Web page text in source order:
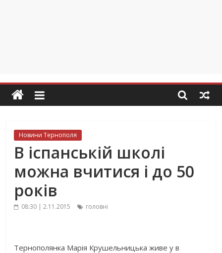
Новини Тернополя
В іспанській школі
можна вчитися і до 50
років
08:30 | 2.11.2015 головні
Тернополянка Марія Крушельницька живе у в